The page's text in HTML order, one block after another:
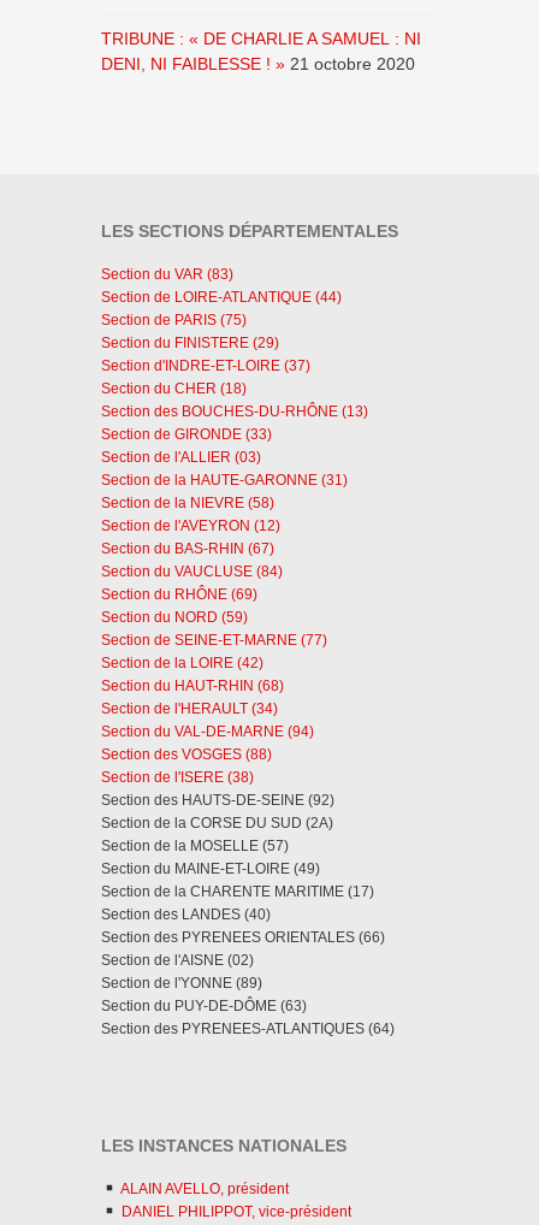
TRIBUNE : « DE CHARLIE A SAMUEL : NI
DENI, NI FAIBLESSE ! » 21 octobre 2020
LES SECTIONS DÉPARTEMENTALES
Section du VAR (83)
Section de LOIRE-ATLANTIQUE (44)
Section de PARIS (75)
Section du FINISTERE (29)
Section d'INDRE-ET-LOIRE (37)
Section du CHER (18)
Section des BOUCHES-DU-RHÔNE (13)
Section de GIRONDE (33)
Section de l'ALLIER (03)
Section de la HAUTE-GARONNE (31)
Section de la NIEVRE (58)
Section de l'AVEYRON (12)
Section du BAS-RHIN (67)
Section du VAUCLUSE (84)
Section du RHÔNE (69)
Section du NORD (59)
Section de SEINE-ET-MARNE (77)
Section de la LOIRE (42)
Section du HAUT-RHIN (68)
Section de l'HERAULT (34)
Section du VAL-DE-MARNE (94)
Section des VOSGES (88)
Section de l'ISERE (38)
Section des HAUTS-DE-SEINE (92)
Section de la CORSE DU SUD (2A)
Section de la MOSELLE (57)
Section du MAINE-ET-LOIRE (49)
Section de la CHARENTE MARITIME (17)
Section des LANDES (40)
Section des PYRENEES ORIENTALES (66)
Section de l'AISNE (02)
Section de l'YONNE (89)
Section du PUY-DE-DÔME (63)
Section des PYRENEES-ATLANTIQUES (64)
LES INSTANCES NATIONALES
ALAIN AVELLO, président
DANIEL PHILIPPOT, vice-président